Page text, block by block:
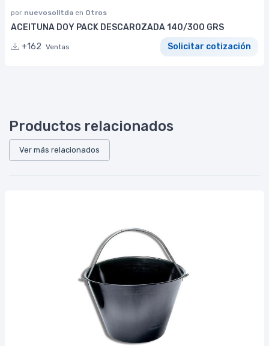
por nuevosolltda en Otros
ACEITUNA DOY PACK DESCAROZADA 140/300 GRS
+162 Ventas Solicitar cotización
Productos relacionados
Ver más relacionados